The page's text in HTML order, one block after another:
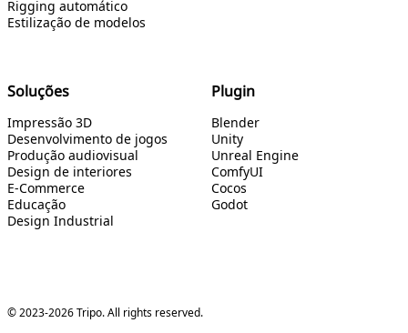
Rigging automático
Estilização de modelos
Soluções
Impressão 3D
Desenvolvimento de jogos
Produção audiovisual
Design de interiores
E-Commerce
Educação
Design Industrial
Plugin
Blender
Unity
Unreal Engine
ComfyUI
Cocos
Godot
© 2023-2026 Tripo. All rights reserved.